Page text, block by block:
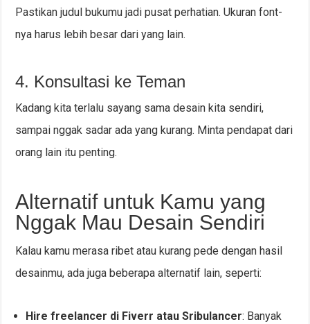
Pastikan judul bukumu jadi pusat perhatian. Ukuran font-
nya harus lebih besar dari yang lain.
4. Konsultasi ke Teman
Kadang kita terlalu sayang sama desain kita sendiri,
sampai nggak sadar ada yang kurang. Minta pendapat dari
orang lain itu penting.
Alternatif untuk Kamu yang
Nggak Mau Desain Sendiri
Kalau kamu merasa ribet atau kurang pede dengan hasil
desainmu, ada juga beberapa alternatif lain, seperti:
Hire freelancer di Fiverr atau Sribulancer: Banyak